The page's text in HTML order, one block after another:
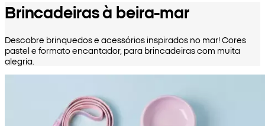
Brincadeiras à beira-mar
Descobre brinquedos e acessórios inspirados no mar! Cores
pastel e formato encantador, para brincadeiras com muita
alegria.